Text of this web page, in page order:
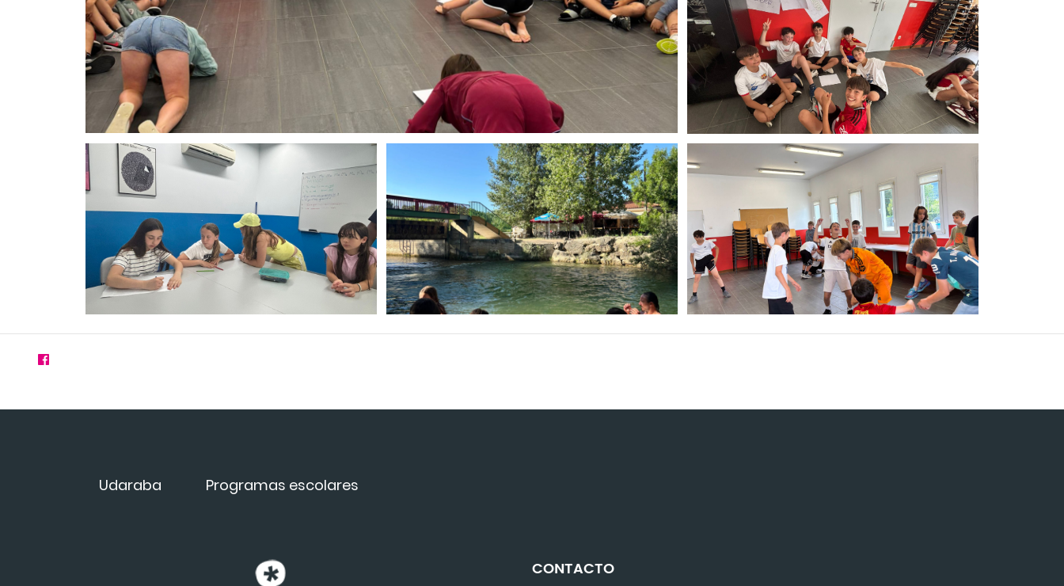
Udaraba Programas escolares
CONTACTO